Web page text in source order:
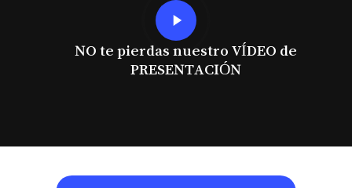
Play
Video
NO te pierdas nuestro VÍDEO de
PRESENTACIÓN